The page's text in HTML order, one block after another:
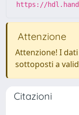
https://
Attenzione
Attenzione! I
sottoposti a
Citazioni